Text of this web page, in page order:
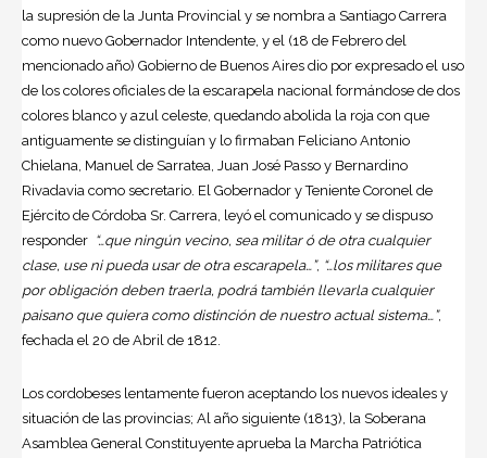
la supresión de la Junta Provincial y se nombra a Santiago Carrera
como nuevo Gobernador Intendente, y el (18 de Febrero del
mencionado año) Gobierno de Buenos Aires dio por expresado el uso
de los colores oficiales de la escarapela nacional formándose de dos
colores blanco y azul celeste, quedando abolida la roja con que
antiguamente se distinguían y lo firmaban Feliciano Antonio
Chielana, Manuel de Sarratea, Juan José Passo y Bernardino
Rivadavia como secretario. El Gobernador y Teniente Coronel de
Ejército de Córdoba Sr. Carrera, leyó el comunicado y se dispuso
responder “…que ningún vecino, sea militar ó de otra cualquier
clase, use ni pueda usar de otra escarapela…”, “…los militares que
por obligación deben traerla, podrá también llevarla cualquier
paisano que quiera como distinción de nuestro actual sistema…”,
fechada el 20 de Abril de 1812.
Los cordobeses lentamente fueron aceptando los nuevos ideales y
situación de las provincias; Al año siguiente (1813), la Soberana
Asamblea General Constituyente aprueba la Marcha Patriótica